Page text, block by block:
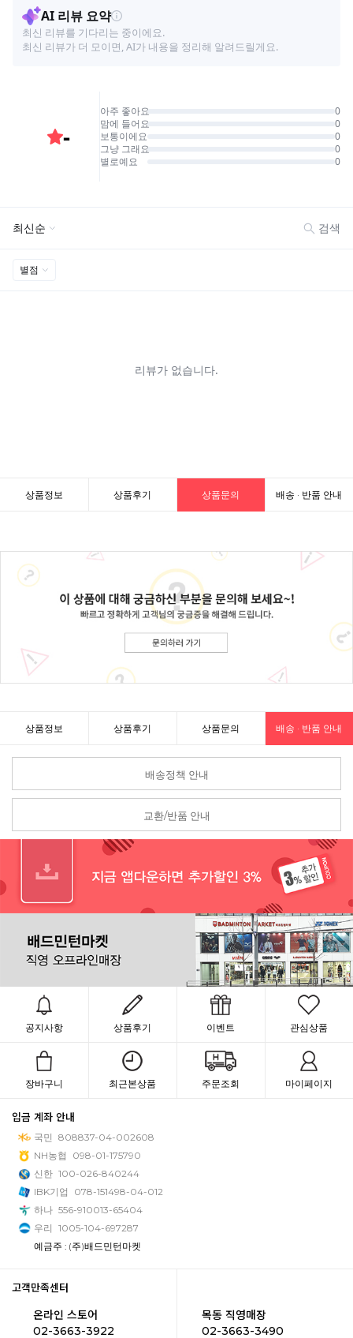
상품정보 상품후기 상품문의 배송 · 반품 안내
상품정보 상품후기 상품문의 배송 · 반품 안내
배송정책 안내
교환/반품 안내
공지사항 상품후기 이벤트 관심상품
장바구니 최근본상품 주문조회 마이페이지
입금 계좌 안내
국민 808837-04-002608
NH농협
098-01-175790
신한 100-026-840244
IBK기업
078-151498-04-012
하나 556-910013-65404
우리 1005-104-697287
예금주 : (주)배드민턴마켓
고객만족센터
온라인 스토어
02-3663-3922
목동 직영매장
02-3663-3490